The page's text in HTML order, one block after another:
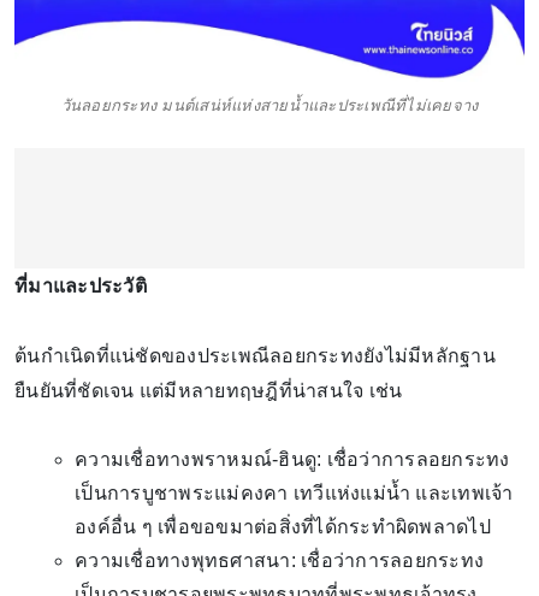
วันลอยกระทง มนต์เสน่ห์แห่งสายน้ำและประเพณีที่ไม่เคยจาง
ที่มาและประวัติ
ต้นกำเนิดที่แน่ชัดของประเพณีลอยกระทงยังไม่มีหลักฐาน
ยืนยันที่ชัดเจน แต่มีหลายทฤษฎีที่น่าสนใจ เช่น
ความเชื่อทางพราหมณ์-ฮินดู: เชื่อว่าการลอยกระทง
เป็นการบูชาพระแม่คงคา เทวีแห่งแม่น้ำ และเทพเจ้า
องค์อื่น ๆ เพื่อขอขมาต่อสิ่งที่ได้กระทำผิดพลาดไป
ความเชื่อทางพุทธศาสนา: เชื่อว่าการลอยกระทง